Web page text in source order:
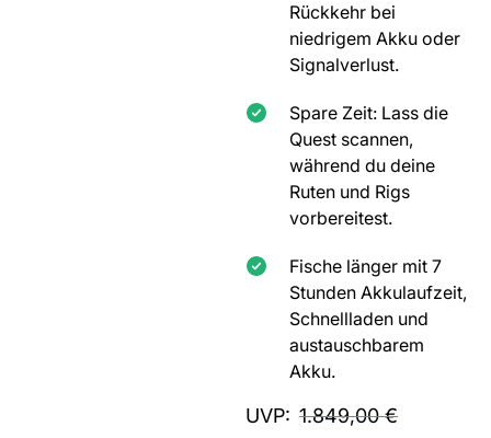
Rückkehr bei
niedrigem Akku oder
Signalverlust.
Spare Zeit: Lass die
Quest scannen,
während du deine
Ruten und Rigs
vorbereitest.
Fische länger mit 7
Stunden Akkulaufzeit,
Schnellladen und
austauschbarem
Akku.
UVP: 1.849,00€